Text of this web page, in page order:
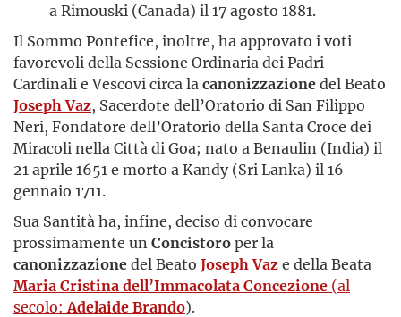
a Rimouski (Canada) il 17 agosto 1881.
Il Sommo Pontefice, inoltre, ha approvato i voti
favorevoli della Sessione Ordinaria dei Padri
Cardinali e Vescovi circa la canonizzazionedel Beato
Joseph Vaz, Sacerdote dell’Oratorio di San Filippo
Neri, Fondatore dell’Oratorio della Santa Croce dei
Miracoli nella Città di Goa; nato a Benaulin (India) il
21 aprile 1651 e morto a Kandy (Sri Lanka) il 16
gennaio 1711.
Sua Santità ha, infine, deciso di convocare
prossimamente un Concistoroper la
canonizzazionedel Beato Joseph Vaze della Beata
Maria Cristina dell’Immacolata Concezione (al
secolo: Adelaide Brando).